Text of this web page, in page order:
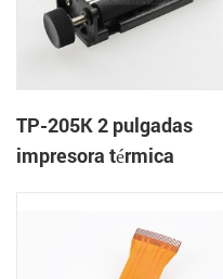
TP-205K 2 pulgadas
impresora térmica